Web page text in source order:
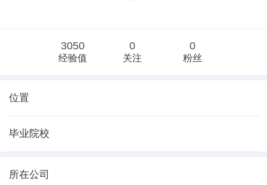
3050
经验值
0
关注
0
粉丝
位置
毕业院校
所在公司